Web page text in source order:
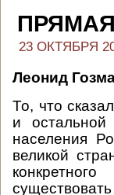
23 ОКТЯБРЯ
Леонид
То, что
и
населения
великой